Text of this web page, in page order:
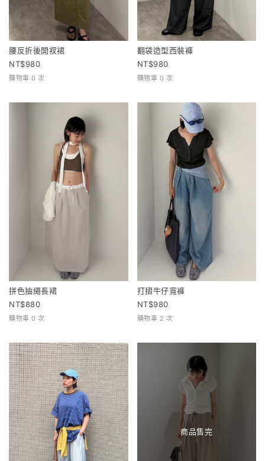
腰反折後開衩裙
980
購物車 0 次
翻袋造型西裝褲
980
購物車 0 次
拼色抽繩長裙
880
購物車 0 次
打摺牛仔寬褲
980
購物車 2 次
商品售完